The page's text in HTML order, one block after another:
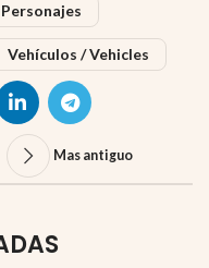
Personajes
Vehículos / Vehicles
Mas antiguo